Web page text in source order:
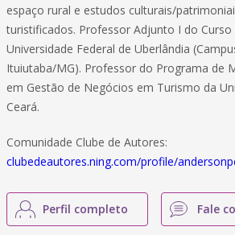
espaço rural e estudos culturais/
turistificados. Professor Adjunto I do Curso
Universidade Federal de Uberlândia
Ituiutaba/MG). Professor do Programa de
em Gestão de Negócios em Turismo da
Ceará.
Comunidade Clube de Autores:
clubedeautores.ning.com/profile/
Perfil completo Fale